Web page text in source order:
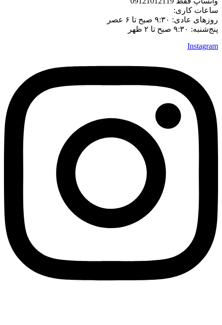
ساعات کاری:
روزهای عادی: ۹:۳۰ صبح تا ۶ عصر
پنج‌شنبه: ۹:۳۰ صبح تا ۲ ظهر
Instagram